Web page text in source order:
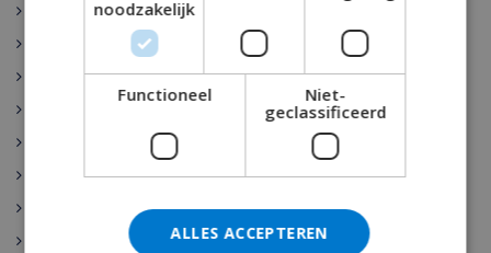
Sant Josep de sa Talaia
Vidreres
Santa Cristina de Aro
Pollensa
noodzakelijk
Functioneel
Niet-
geclassificeerd
ALLES ACCEPTEREN